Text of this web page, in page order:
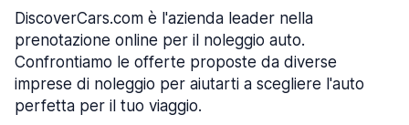
DiscoverCars.com è l'azienda leader nella
prenotazione online per il noleggio auto.
Confrontiamo le offerte proposte da diverse
imprese di noleggio per aiutarti a scegliere l'auto
perfetta per il tuo viaggio.